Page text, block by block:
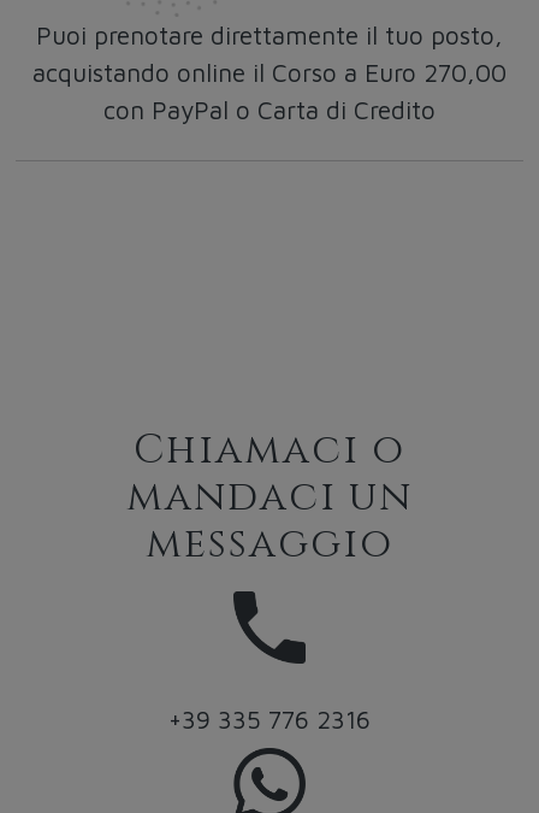
Puoi prenotare direttamente il tuo posto,
acquistando online il Corso a Euro 270,00
con PayPal o Carta di Credito
Chiamaci o
mandaci un
messaggio
+39 335 776 2316